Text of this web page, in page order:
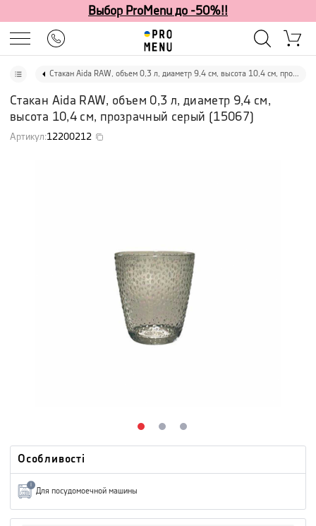
Выбор ProMenu до -50%!!
Стакан Aida RAW, объем 0,3 л, диаметр 9,4 см, высота 10,4 см, прозрачный серый
Стакан Aida RAW, объем 0,3 л, диаметр 9,4 см,
высота 10,4 см, прозрачный серый (15067)
Артикул:12200212
Особливості
i
Для посудомоечной машины